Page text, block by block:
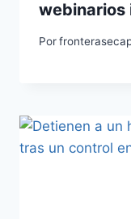
webinarios
Por